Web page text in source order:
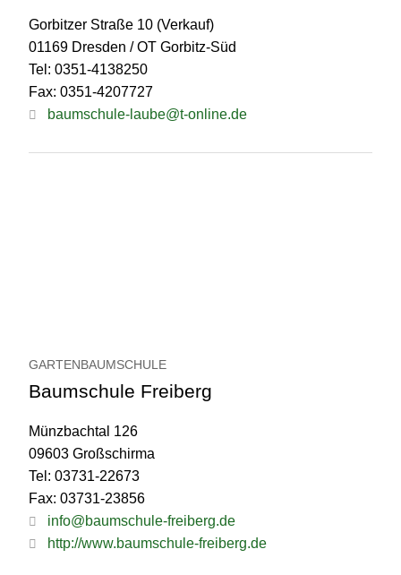
Gorbitzer Straße 10 (Verkauf)
01169 Dresden / OT Gorbitz-Süd
Tel: 0351-4138250
Fax: 0351-4207727
baumschule-laube@t-online.de
GARTENBAUMSCHULE
Baumschule Freiberg
Münzbachtal 126
09603 Großschirma
Tel: 03731-22673
Fax: 03731-23856
info@baumschule-freiberg.de
http://www.baumschule-freiberg.de